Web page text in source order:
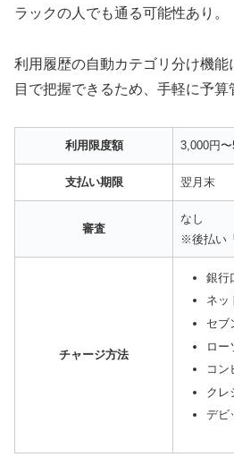
ラックの人でも通る可能性あり。
利用履歴の自動カテゴリ分け機
目で把握できるため、手軽に予算
利用限度額 3,000円
支払い期限 翌月末
審査
なし
※後払い
チャージ方法
銀行
ネッ
セブ
ロー
コン
クレ
デビ